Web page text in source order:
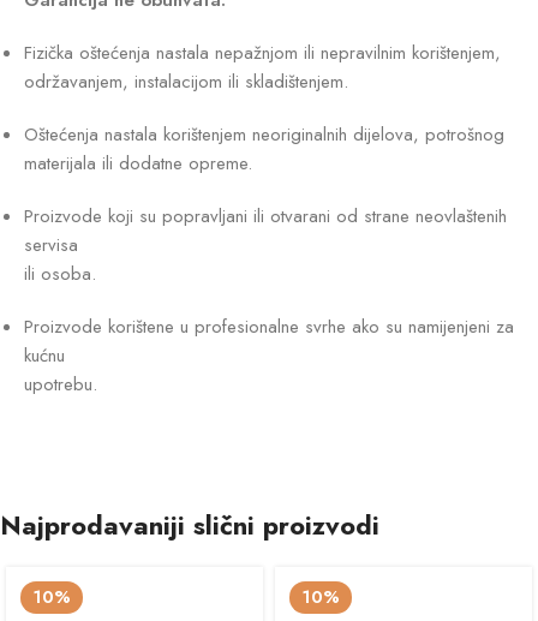
Fizička oštećenja nastala nepažnjom ili nepravilnim korištenjem,
održavanjem, instalacijom ili skladištenjem.
Oštećenja nastala korištenjem neoriginalnih dijelova, potrošnog
materijala ili dodatne opreme.
Proizvode koji su popravljani ili otvarani od strane neovlaštenih
servisa
ili osoba.
Proizvode korištene u profesionalne svrhe ako su namijenjeni za
kućnu
upotrebu.
Najprodavaniji slični proizvodi
10% 10%